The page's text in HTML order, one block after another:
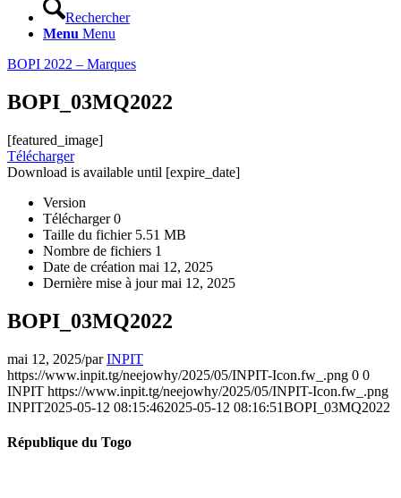
Rechercher
Menu Menu
BOPI 2022 – Marques
BOPI_03MQ2022
[featured_image]
Télécharger
Download is available until [expire_date]
Version
Télécharger0
Taille du fichier 5.51 MB
Nombre de fichiers 1
Date de création mai 12, 2025
Dernière mise à jourmai 12, 2025
BOPI_03MQ2022
mai 12, 2025/parINPIT
https://www.inpit.tg/neejowhy/2025/05/INPIT-Icon.fw_.png 0 0
INPIT https://www.inpit.tg/neejowhy/2025/05/INPIT-Icon.fw_.png
INPIT2025-05-12 08:15:462025-05-12 08:16:51BOPI_03MQ2022
République du Togo